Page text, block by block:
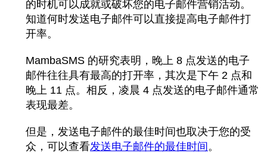
的时机可以成就或破坏您的电子邮件营销活动。
知道何时发送电子邮件可以直接提高电子邮件打
开率。
MambaSMS 的研究表明，晚上 8 点发送的电子
邮件往往具有最高的打开率，其次是下午 2 点和
晚上 11 点。相反，凌晨 4 点发送的电子邮件通常
表现最差。
但是，发送电子邮件的最佳时间也取决于您的受
众，可以查看发送电子邮件的最佳时间。